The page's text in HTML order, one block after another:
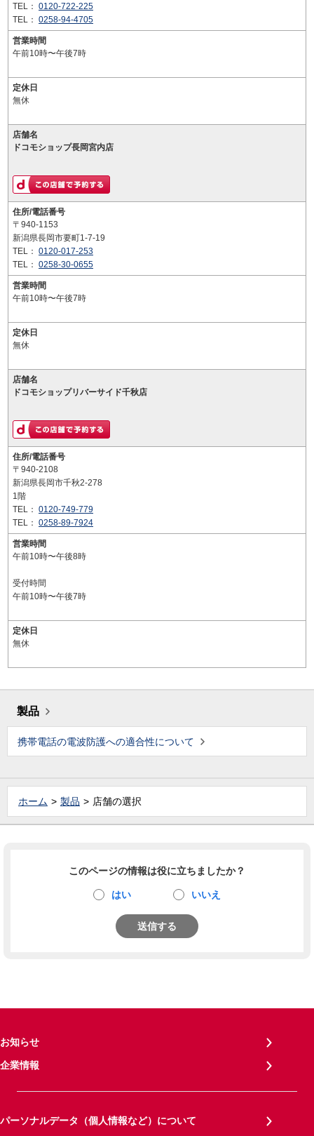
TEL： 0120-722-225
TEL： 0258-94-4705
営業時間
午前10時〜午後7時
定休日
無休
店舗名
ドコモショップ長岡宮内店
住所/電話番号
〒940-1153
新潟県長岡市要町1-7-19
TEL： 0120-017-253
TEL： 0258-30-0655
営業時間
午前10時〜午後7時
定休日
無休
店舗名
ドコモショップリバーサイド千秋店
住所/電話番号
〒940-2108
新潟県長岡市千秋2-278
1階
TEL： 0120-749-779
TEL： 0258-89-7924
営業時間
午前10時〜午後8時
受付時間
午前10時〜午後7時
定休日
無休
製品
携帯電話の電波防護への適合性について
ホーム 製品 店舗の選択
このページの情報は役に立ちましたか？
はい いいえ
送信する
お知らせ
企業情報
パーソナルデータ（個人情報など）について